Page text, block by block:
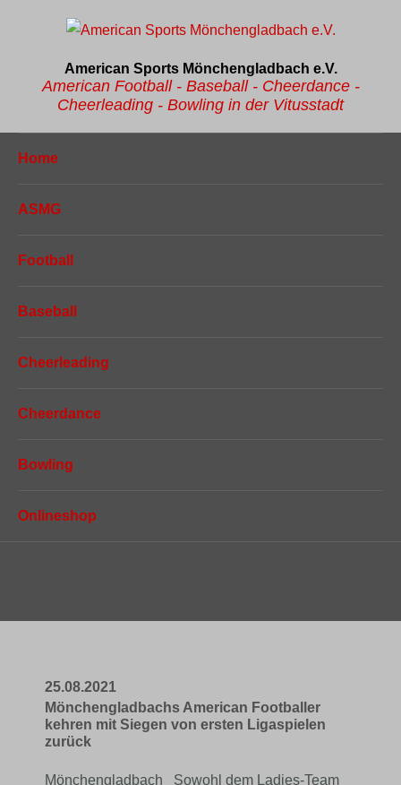
American Sports Mönchengladbach e.V.
American Football - Baseball - Cheerdance -
Cheerleading - Bowling in der Vitusstadt
Home
ASMG
Football
Baseball
Cheerleading
Cheerdance
Bowling
Onlineshop
25.08.2021
Mönchengladbachs American Footballer
kehren mit Siegen von ersten Ligaspielen
zurück
Mönchengladbach Sowohl dem Ladies-Team